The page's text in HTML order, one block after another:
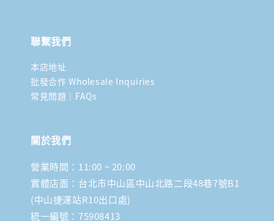
聯繫我們
本店地址
批發合作 Wholesale Inquiries
常見問題｜FAQs
關於我們
營業時間：11:00 ~ 20:00
實體店面：台北市中山區中山北路二段48巷7號B1
(中山捷運站R10出口處)
統一編號：75908413